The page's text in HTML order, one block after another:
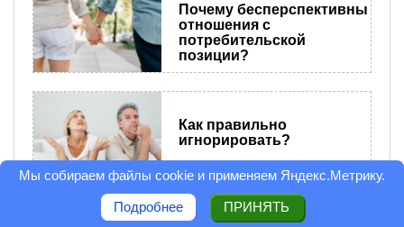
Почему бесперспективны
отношения с
потребительской
позиции?
Как правильно
игнорировать?
Выгодно ли быть
Мы собираем файлы cookie и применяем Яндекс.Метрику.
Подробнее ПРИНЯТЬ